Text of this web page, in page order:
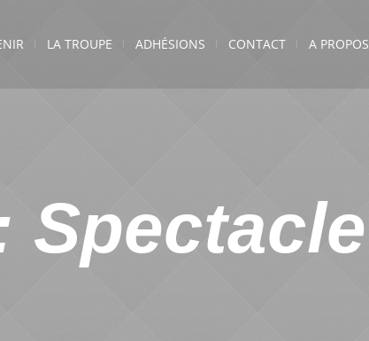
LA TROUPE ADHÉSIONS CONTACT A PROPOS
Spectacle